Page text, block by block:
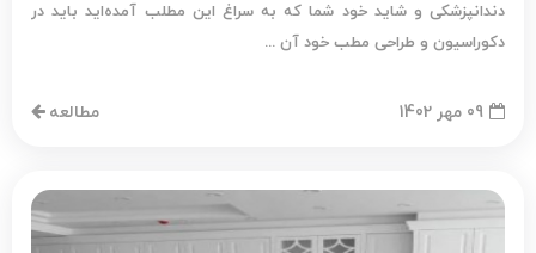
دندانپزشکی و شاید خود شما که به سراغ این مطلب آمده‌اید باید در
دکوراسیون و طراحی مطب خود آن‌ ...
09 مهر 1402 مطالعه